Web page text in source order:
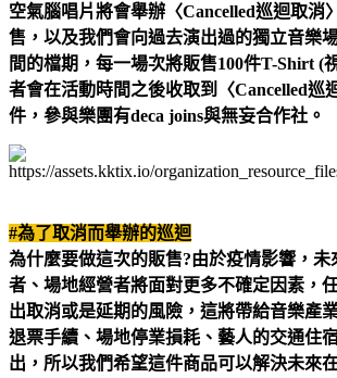
空氣腦唱片將會舉辦〈Cancelled巡迴取消
售，以及我們會向過去演出過的獨立音樂
間的檔期，每一場次將販售100件T-Shirt (
者會在活動時間之後收取到〈Cancelled巡
件，參與樂團有deca joins與無妄合作社。
#為了取消而舉辦的巡迴
為什麼要做這次的販售?由於疫情影響，未
者、場地經營者將面對更多不確定因素，
出取消或是延期的風險，這將帶給音樂產
退票手續、場地停業損耗、藝人的交通住
出，所以我們希望這件商品可以解決未來